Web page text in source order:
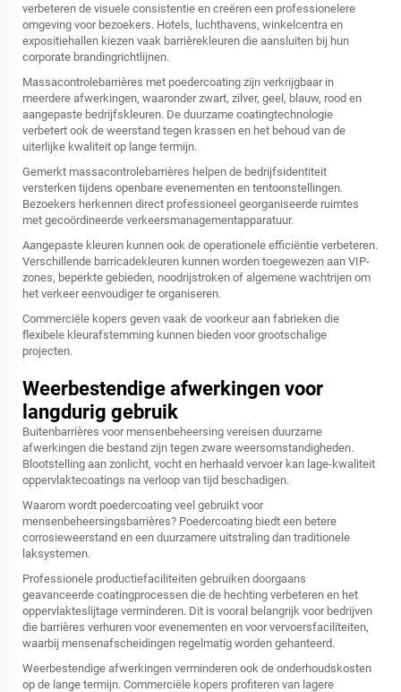
verbeteren de visuele consistentie en creëren een professionelere
omgeving voor bezoekers. Hotels, luchthavens, winkelcentra en
expositiehallen kiezen vaak barrièrekleuren die aansluiten bij hun
corporate brandingrichtlijnen.
Massacontrolebarrières met poedercoating zijn verkrijgbaar in
meerdere afwerkingen, waaronder zwart, zilver, geel, blauw, rood en
aangepaste bedrijfskleuren. De duurzame coatingtechnologie
verbetert ook de weerstand tegen krassen en het behoud van de
uiterlijke kwaliteit op lange termijn.
Gemerkt massacontrolebarrières helpen de bedrijfsidentiteit
versterken tijdens openbare evenementen en tentoonstellingen.
Bezoekers herkennen direct professioneel georganiseerde ruimtes
met gecoördineerde verkeersmanagementapparatuur.
Aangepaste kleuren kunnen ook de operationele efficiëntie verbeteren.
Verschillende barricadekleuren kunnen worden toegewezen aan VIP-
zones, beperkte gebieden, noodrijstroken of algemene wachtrijen om
het verkeer eenvoudiger te organiseren.
Commerciële kopers geven vaak de voorkeur aan fabrieken die
flexibele kleurafstemming kunnen bieden voor grootschalige
projecten.
Weerbestendige afwerkingen voor
langdurig gebruik
Buitenbarrières voor mensenbeheersing vereisen duurzame
afwerkingen die bestand zijn tegen zware weersomstandigheden.
Blootstelling aan zonlicht, vocht en herhaald vervoer kan lage-kwaliteit
oppervlaktecoatings na verloop van tijd beschadigen.
Waarom wordt poedercoating veel gebruikt voor
mensenbeheersingsbarrières? Poedercoating biedt een betere
corrosieweerstand en een duurzamere uitstraling dan traditionele
laksystemen.
Professionele productiefaciliteiten gebruiken doorgaans
geavanceerde coatingprocessen die de hechting verbeteren en het
oppervlakteslijtage verminderen. Dit is vooral belangrijk voor bedrijven
die barrières verhuren voor evenementen en voor vervoersfaciliteiten,
waarbij mensenafscheidingen regelmatig worden gehanteerd.
Weerbestendige afwerkingen verminderen ook de onderhoudskosten
op de lange termijn. Commerciële kopers profiteren van lagere